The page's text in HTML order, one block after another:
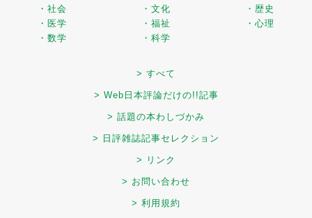
・社会
・文化
・歴史
・医学
・福祉
・心理
・数学
・科学
> すべて
> Web日本評論だけの!!記事
> 話題の本わしづかみ
> 日評雑誌記事セレクション
> リンク
> お問い合わせ
> 利用規約